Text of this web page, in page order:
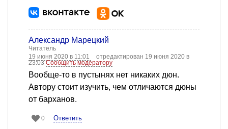
Александр Марецкий
Читатель
19 июня 2020 в 11:01
отредактирован 19 июня 2020 в
23:03Сообщить модератору
Вообще-то в пустынях нет никаких дюн.
Автору стоит изучить, чем отличаются дюны
от барханов.
0 Ответить